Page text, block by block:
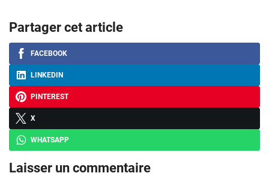
Partager cet article
FACEBOOK
LINKEDIN
PINTEREST
X
WHATSAPP
Laisser un commentaire